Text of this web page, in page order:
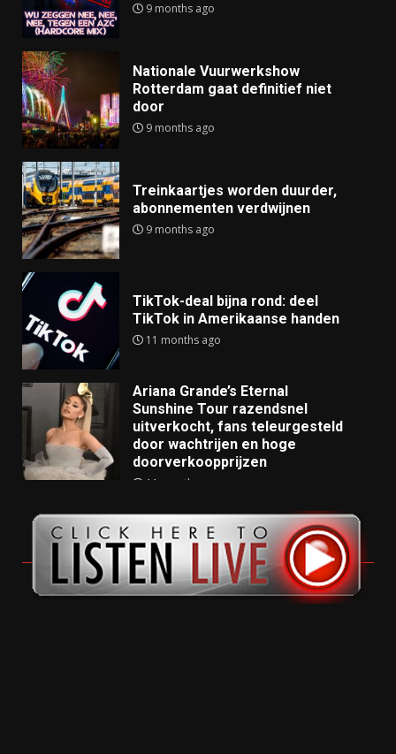
9 months ago
Nationale Vuurwerkshow
Rotterdam gaat definitief niet
door
9 months ago
Treinkaartjes worden duurder,
abonnementen verdwijnen
9 months ago
TikTok-deal bijna rond: deel
TikTok in Amerikaanse handen
11 months ago
Ariana Grande’s Eternal
Sunshine Tour razendsnel
uitverkocht, fans teleurgesteld
door wachtrijen en hoge
doorverkoopprijzen
11 months ago